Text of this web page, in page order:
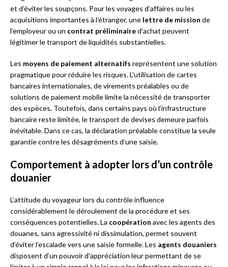
et d’éviter les soupçons. Pour les voyages d’affaires ou les
acquisitions importantes à l’étranger, une lettre de mission de
l’employeur ou un contrat préliminaired’achat peuvent
légitimer le transport de liquidités substantielles.
Les moyens de paiement alternatifs représentent une solution
pragmatique pour réduire les risques. L’utilisation de cartes
bancaires internationales, de virements préalables ou de
solutions de paiement mobile limite la nécessité de transporter
des espèces. Toutefois, dans certains pays où l’infrastructure
bancaire reste limitée, le transport de devises demeure parfois
inévitable. Dans ce cas, la déclaration préalable constitue la seule
garantie contre les désagréments d’une saisie.
Comportement à adopter lors d’un contrôle
douanier
L’attitude du voyageur lors du contrôle influence
considérablement le déroulement de la procédure et ses
conséquences potentielles. La coopération avec les agents des
douanes, sans agressivité ni dissimulation, permet souvent
d’éviter l’escalade vers une saisie formelle. Les agents douaniers
disposent d’un pouvoir d’appréciation leur permettant de se